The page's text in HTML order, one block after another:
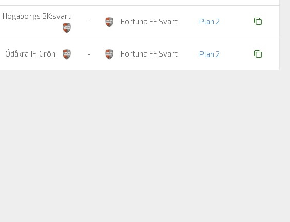
Högaborgs BK:svart
- Fortuna FF:Svart Plan 2
Ödåkra IF: Grön - Fortuna FF:Svart Plan 2